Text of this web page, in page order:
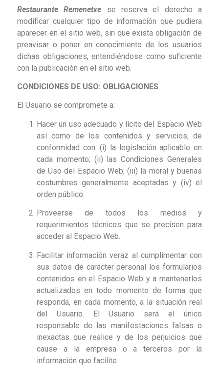
Restaurante Remenetxe se reserva el derecho a
modificar cualquier tipo de información que pudiera
aparecer en el sitio web, sin que exista obligación de
preavisar o poner en conocimiento de los usuarios
dichas obligaciones, entendiéndose como suficiente
con la publicación en el sitio web.
CONDICIONES DE USO: OBLIGACIONES
El Usuario se compromete a:
Hacer un uso adecuado y lícito del Espacio Web
así como de los contenidos y servicios, de
conformidad con: (i) la legislación aplicable en
cada momento; (ii) las Condiciones Generales
de Uso del Espacio Web; (iii) la moral y buenas
costumbres generalmente aceptadas y (iv) el
orden público.
Proveerse de todos los medios y
requerimientos técnicos que se precisen para
acceder al Espacio Web.
Facilitar información veraz al cumplimentar con
sus datos de carácter personal los formularios
contenidos en el Espacio Web y a mantenerlos
actualizados en todo momento de forma que
responda, en cada momento, a la situación real
del Usuario. El Usuario será el único
responsable de las manifestaciones falsas o
inexactas que realice y de los perjuicios que
cause a la empresa o a terceros por la
información que facilite.